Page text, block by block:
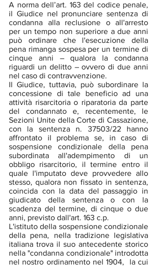
A norma dell’art. 163 del codice penale,
il Giudice nel pronunciare sentenza di
condanna alla reclusione o all'arresto
per un tempo non superiore a due anni
può ordinare che l'esecuzione della
pena rimanga sospesa per un termine di
cinque anni – qualora la condanna
riguardi un delitto – ovvero di due anni
nel caso di contravvenzione.
Il Giudice, tuttavia, può subordinare la
concessione di tale beneficio ad una
attività risarcitoria o riparatoria da parte
del condannato e, recentemente, le
Sezioni Unite della Corte di Cassazione,
con la sentenza n. 37503/22 hanno
affrontato il problema se, in caso di
sospensione condizionale della pena
subordinata all'adempimento di un
obbligo risarcitorio, il termine entro il
quale l'imputato deve provvedere allo
stesso, qualora non fissato in sentenza,
coincida con la data del passaggio in
giudicato della sentenza o con la
scadenza del termine, di cinque o due
anni, previsto dall'art. 163 c.p.
L'istituto della sospensione condizionale
della pena, nella tradizione legislativa
italiana trova il suo antecedente storico
nella "condanna condizionale" introdotta